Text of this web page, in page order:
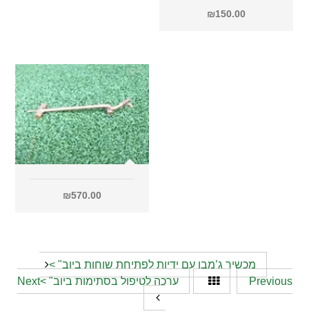
₪150.00
₪570.00
מכשיר ג’מבו עם ידיות לפתיחת שוחות ביוב" >
Previous
ערכה לטיפול בסתימות ביוב" >Next